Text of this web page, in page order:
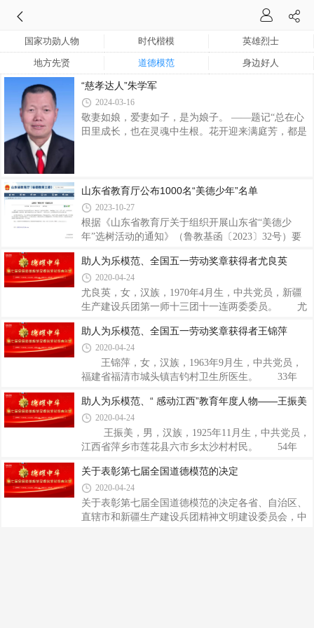
国家功勋人物 时代楷模 英雄烈士
地方先贤 道德模范 身边好人
“慈孝达人”朱学军
2024-03-16
敬妻如娘，爱妻如子，是为娘子。 ——题记“总在心
田里成长，也在灵魂中生根。花开迎来满庭芳，都是
爱，家家多温馨，百善孝为先，人人知感恩。”一听
到《慈孝曲》动人的优美旋律，我就想起了他感人的
慈孝故事。他，脸上总是挂着慈祥的微笑，没有谁能
看出他笑容后面的故事：34年前，妻子被查出身患重
病，多次接到医院下达的病危通知书，他舍弃家当，
前后治疗花掉20多万元，不
山东省教育厅公布1000名“美德少年”名单
2023-10-27
根据《山东省教育厅关于组织开展山东省“美德少
年”选树活动的通知》（鲁教基函〔2023〕32号）要
选1000名山东省“美德少年”，现予以公示。公示期为
2023年10月25日至31日。公示期内如有异议，可以书
面形式向我厅基础教育处提出。单位提出的异议，须
在异议材料上加盖本单位公章，并写明联系人工作单
料上签署真实姓名，并写明本人工作单位、通讯地址
和电话。逾期或不按要求提出异议，不予受理。地
址：济南市市中区舜耕路60号山东省教育厅基础
助人为乐模范、全国五一劳动奖章获得者尤良英
2020-04-24
尤良英，女，汉族，1970年4月生，中共党员，新疆
生产建设兵团第一师十三团十一连两委委员。 尤
挥个人技术优势，广泛开展百姓宣讲，成立合作社帮
助乡亲们共同致富，用实际行动“帮助一个人、带动
一批人、致富一群人”，谱写了一曲助人为乐、民族
团结之歌。 她倾心帮助维吾尔族兄弟。2005年，
克相识。麦麦提图如普·穆萨克家庭生活非常困难，
妻子生病欠下3万多元债务，还要养育自己的3个孩子
和姐姐去世后留下的4个孩子，照顾年迈的老母
助人为乐模范、全国五一劳动奖章获得者王锦萍
2020-04-24
王锦萍，女，汉族，1963年9月生，中共党员，
福建省福清市城头镇吉钓村卫生所医生。 33年
操守，不分昼夜、不计报酬、救死扶伤、医治病痛，
成为村民们信任依赖的“海岛120”。 1986年，王
锦萍成为岛上唯一的村医。30多年来，她带着药箱走
遍岛上每家每户，每个角落。对村里每个人的身体情
24小时候诊，只要有人需要，不分昼夜，不论早晚，
随叫随到。王锦萍睡觉都要把手机放在头边，就怕听
不到电话声。她说，作为岛上唯一的医护人员
助人为乐模范、“ 感动江西”教育年度人物——王振美
2020-04-24
王振美，男，汉族，1925年11月生，中共党员，
江西省萍乡市莲花县六市乡太沙村村民。 54年
梓。耄耋之年毅然捐出50万元成立“振美教育基金”，
助力家乡脱贫攻坚和教育事业。 1965年，王振美
患上了一种急性传染病，危及生命，急需救治。高昂
的医疗费让这个贫寒的家庭“束手无策”，就在王振美
关于表彰第七届全国道德模范的决定
2020-04-24
关于表彰第七届全国道德模范的决定各省、自治区、
直辖市和新疆生产建设兵团精神文明建设委员会，中